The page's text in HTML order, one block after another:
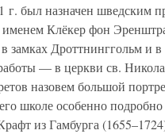
г. был назначен шведским
именем Клёкер фон
замках Дроттнинггольм и
— в церкви св.
назовем большой
школе особенно
из Гамбурга